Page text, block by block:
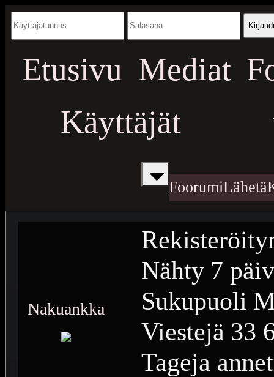
Etusivu Mediat
Käyttäjät
FoorumiLähetä
Nakuankka
Nähty 7
Sukupuoli
Viestejä 33
Tageja